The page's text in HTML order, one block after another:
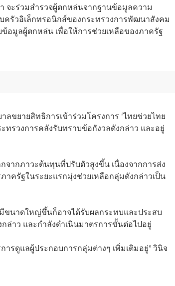
จะร่วมสำรวจผู้ตกหล่นจากฐานข้อมูลความ
รัวอิเล็กทรอนิกส์ของกระทรวงการพัฒนาสังคม
มูลผู้ตกหล่น เพื่อให้การช่วยเหลือของภาครัฐ
ยายสิทธิการเข้าร่วมโครงการ ‘ไทยช่วยไทย
ทรวงการคลังรับทราบข้อกังวลดังกล่าว และอยู่
ากภาวะต้นทุนที่ปรับตัวสูงขึ้น เนื่องจากการส่ง
ครัฐในระยะแรกมุ่งช่วยเหลือกลุ่มดังกล่าวเป็น
ขนาดใหญ่ขึ้นก็อาจได้รับผลกระทบและประสบ
ล่าว และกำลังดำเนินมาตรการขั้นต่อไปอยู่
รดูแลผู้ประกอบการกลุ่มต่างๆ เพิ่มเติมอยู่” วินิจ